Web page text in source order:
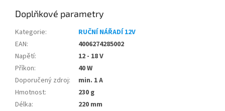
Doplňkové parametry
Kategorie:
RUČNÍ NÁŘADÍ 12V
EAN:
4006274285002
Napětí:
12 - 18 V
Příkon:
40 W
Doporučený zdroj:
min. 1 A
Hmotnost:
230 g
Délka:
220 mm